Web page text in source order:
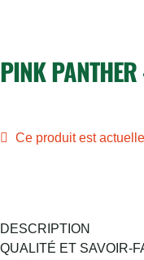
PINK
Ce produit est
DESCRIPTION
QUALITÉ ET SAVOIR-